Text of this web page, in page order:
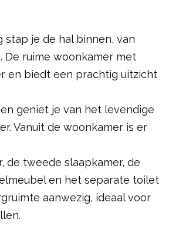
je de hal binnen, van
ruime woonkamer met
en biedt een prachtig uitzicht
geniet je van het levendige
Vanuit de woonkamer is er
de tweede slaapkamer, de
en het separate toilet
aanwezig, ideaal voor